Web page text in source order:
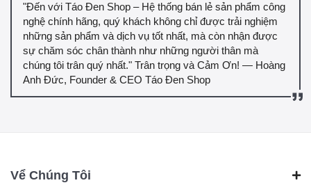
"Đến với Táo Đen Shop – Hệ thống bán lẻ sản phẩm công
nghệ chính hãng, quý khách không chỉ được trải nghiệm
những sản phẩm và dịch vụ tốt nhất, mà còn nhận được
sự chăm sóc chân thành như những người thân mà
chúng tôi trân quý nhất." Trân trọng và Cảm Ơn! — Hoàng
Anh Đức, Founder & CEO Táo Đen Shop
Vể Chúng Tôi